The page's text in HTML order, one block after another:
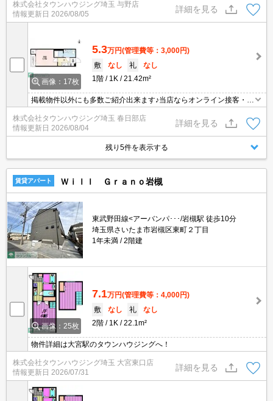
株式会社タウンハウジング埼玉 与野店
情報更新日 2026/08/05
詳細を見る
画像：17枚
5.3万円(管理費等：3,000円)
敷
なし 礼
なし
1階
1K 21.42m²
掲載物件以外にも多数ご紹介出来ます♪当店ならオンライン接客・内
見可能です！メールでのお問い合わせの際は、電話番号も記載頂き
ますとスムーズに御対応できます♪
株式会社タウンハウジング埼玉 春日部店
情報更新日 2026/08/04
詳細を見る
残り5件を表示する
賃貸アパート Ｗｉｌｌ Ｇｒａｎｏ岩槻
東武野田線<アーバンパ･･･/岩槻駅 徒歩10分
埼玉県さいたま市岩槻区東町２丁目
1年未満
2階建
画像：25枚
7.1万円(管理費等：4,000円)
敷
なし 礼
なし
2階
1K 22.1m²
物件詳細は大宮駅のタウンハウジングへ！
株式会社タウンハウジング埼玉 大宮東口店
情報更新日 2026/07/31
詳細を見る